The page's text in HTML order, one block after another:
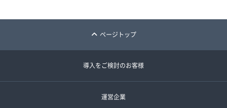
ページトップ
導入をご検討のお客様
運営企業